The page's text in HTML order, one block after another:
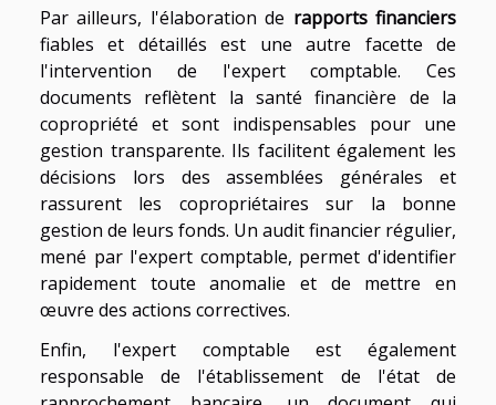
Par ailleurs, l'élaboration de rapports financiers
fiables et détaillés est une autre facette de
l'intervention de l'expert comptable. Ces
documents reflètent la santé financière de la
copropriété et sont indispensables pour une
gestion transparente. Ils facilitent également les
décisions lors des assemblées générales et
rassurent les copropriétaires sur la bonne
gestion de leurs fonds. Un audit financier régulier,
mené par l'expert comptable, permet d'identifier
rapidement toute anomalie et de mettre en
œuvre des actions correctives.
Enfin, l'expert comptable est également
responsable de l'établissement de l'état de